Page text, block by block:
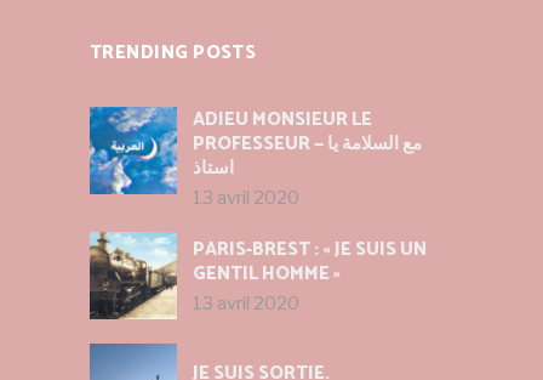
TRENDING POSTS
ADIEU MONSIEUR LE
PROFESSEUR — مع السلامة يا
استاذ
13 avril 2020
PARIS-BREST : « JE SUIS UN
GENTIL HOMME »
13 avril 2020
JE SUIS SORTIE.